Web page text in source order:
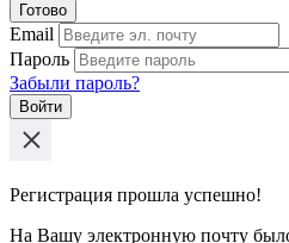
Готово
Email
Пароль
Забыли пароль?
Войти
Регистрация прошла успешно!
На Вашу электронную почту